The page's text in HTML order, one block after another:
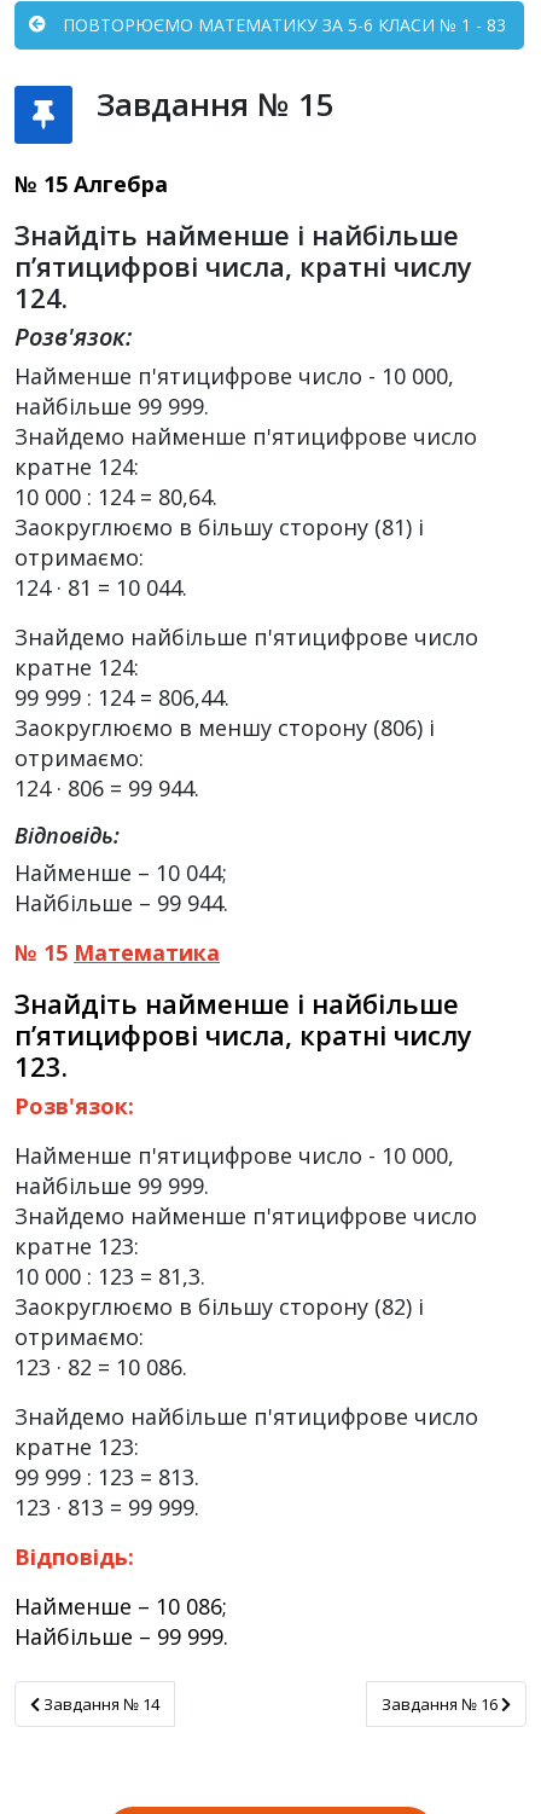
ПОВТОРЮЄМО МАТЕМАТИКУ ЗА 5-6 КЛАСИ № 1 - 83
Завдання № 15
№ 15 Алгебра
Знайдіть найменше і найбільше
п’ятицифрові числа, кратні числу
124.
Розв'язок:
Найменше п'ятицифрове число - 10 000,
найбільше 99 999.
Знайдемо найменше п'ятицифрове число
кратне 124:
10 000 : 124 = 80,64.
Заокруглюємо в більшу сторону (81) і
отримаємо:
124 · 81 = 10 044.
Знайдемо найбільше п'ятицифрове число
кратне 124:
99 999 : 124 = 806,44.
Заокруглюємо в меншу сторону (806) і
отримаємо:
124 · 806 = 99 944.
Відповідь:
Найменше – 10 044;
Найбільше – 99 944.
№ 15 Математика
Знайдіть найменше і найбільше
п’ятицифрові числа, кратні числу
123.
Розв'язок:
Найменше п'ятицифрове число - 10 000,
найбільше 99 999.
Знайдемо найменше п'ятицифрове число
кратне 123:
10 000 : 123 = 81,3.
Заокруглюємо в більшу сторону (82) і
отримаємо:
123 · 82 = 10 086.
Знайдемо найбільше п'ятицифрове число
кратне 123:
99 999 : 123 = 813.
123 · 813 = 99 999.
Відповідь:
Найменше – 10 086;
Найбільше – 99 999.
Завдання № 14
Завдання № 14 Завдання № 16
Завдання № 16